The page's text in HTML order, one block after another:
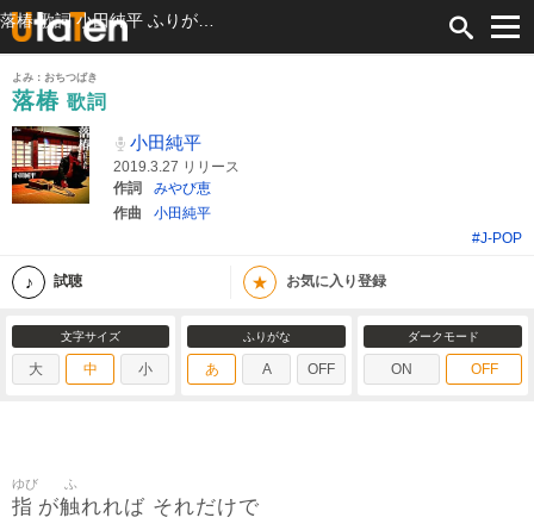
よみ：おちつばき
落椿 歌詞
小田純平
2019.3.27 リリース
作詞
みやび恵
作曲
小田純平
#J-POP
試聴 ★ お気に入り登録
文字サイズ
大 中 小
ふりがな
あ A OFF
ダークモード
ON OFF
指
ゆび
が触
ふ
れれば それだけで